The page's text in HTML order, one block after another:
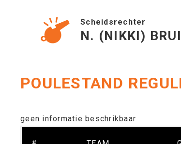
Scheidsrechter
N. (NIKKI)
POULESTAND
geen informatie beschrikbaar